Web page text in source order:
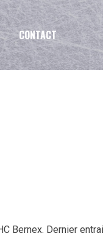
CONTACT
Bernex. Dernier